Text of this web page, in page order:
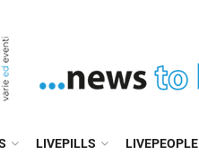
LIVEPILLS LIVEPEOPLE